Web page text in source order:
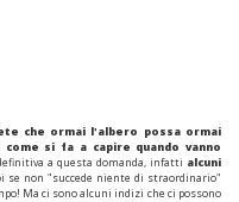
che ormai l'albero possa ormai
si fa a capire quando vanno
a questa domanda, infatti alcuni
se non "succede niente di straordinario"
Ma ci sono alcuni indizi che ci possono